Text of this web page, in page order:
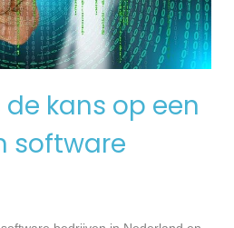
kans op een
software